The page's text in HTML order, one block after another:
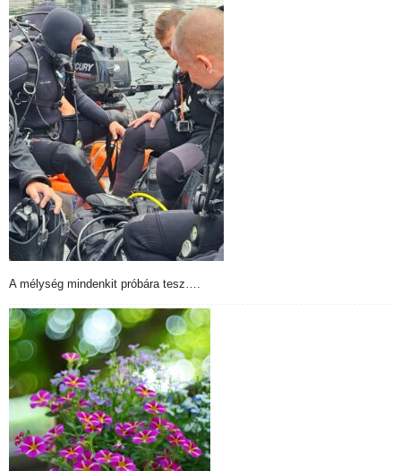
A mélység mindenkit próbára tesz….